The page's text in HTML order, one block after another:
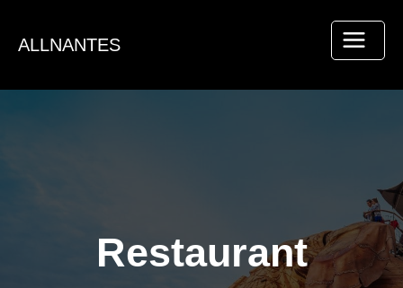
contenu
ALLNANTES
Restaurant